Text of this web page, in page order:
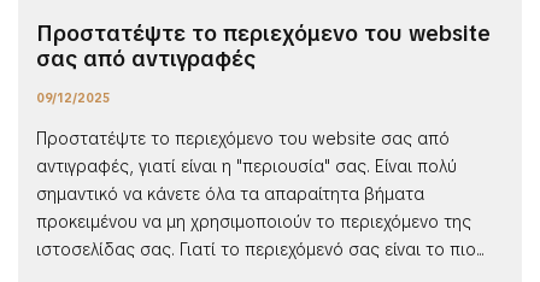
Προστατέψτε το περιεχόμενο του website
σας από αντιγραφές
09/12/2025
Προστατέψτε το περιεχόμενο του website σας από
αντιγραφές, γιατί είναι η "περιουσία" σας. Είναι πολύ
σημαντικό να κάνετε όλα τα απαραίτητα βήματα
προκειμένου να μη χρησιμοποιούν το περιεχόμενο της
ιστοσελίδας σας. Γιατί το περιεχόμενό σας είναι το πιο...